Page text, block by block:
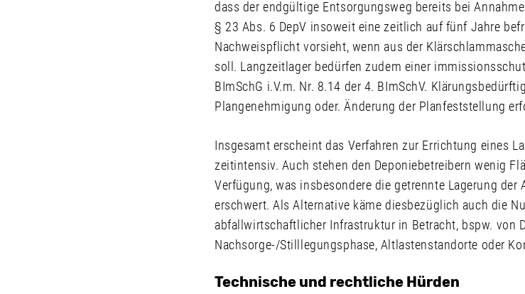
dass der endgültige Entsorgungsweg bereits bei
§ 23 Abs. 6 DepV insoweit eine zeitlich auf fünf Jahre
Nachweispflicht vorsieht, wenn aus der
soll. Langzeitlager bedürfen zudem einer
BImSchG i.V.m. Nr. 8.14 der 4. BImSchV.
Plangenehmigung oder. Änderung der Planfeststellung
Insgesamt erscheint das Verfahren zur Errichtung eines
zeitintensiv. Auch stehen den Deponiebetreibern wenig
Verfügung, was insbesondere die getrennte Lagerung der
erschwert. Als Alternative käme diesbezüglich auch die
abfallwirtschaftlicher Infrastruktur in Betracht, bspw. von
Nachsorge-/Stilllegungsphase, Altlastenstandorte oder
Technische und rechtliche Hürden